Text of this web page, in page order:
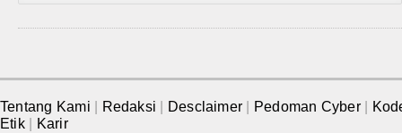
Tentang Kami Redaksi Desclaimer Pedoman Cyber
Etik
Karir